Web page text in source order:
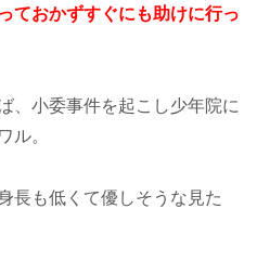
ておかずすぐにも助けに行っ
、小委事件を起こし少年院に
ル。
長も低くて優しそうな見た